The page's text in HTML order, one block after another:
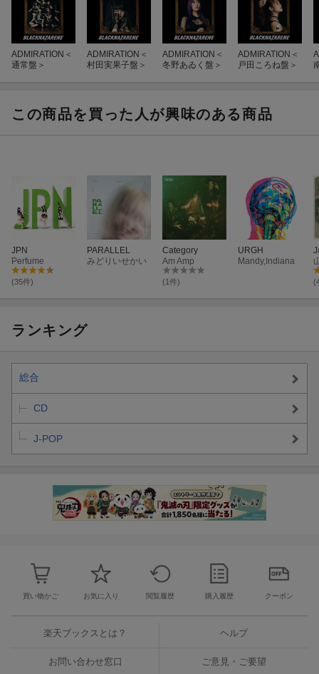
ADMIRATION＜
通常盤＞
ADMIRATION＜
村田実果子盤＞
ADMIRATION＜
冬野あゐく盤＞
ADMIRATION＜
戸田ころね盤＞
この商品を買った人が興味のある商品
JPN
Perfume
(35件)
PARALLEL
みどりいせかい
Category
Am Amp
(1件)
URGH
Mandy,Indiana
ランキング
総合
CD
J-POP
買い物かご お気に入り 閲覧履歴 購入履歴 クーポン
楽天ブックスとは？ ヘルプ
お問い合わせ窓口 ご意見・ご要望